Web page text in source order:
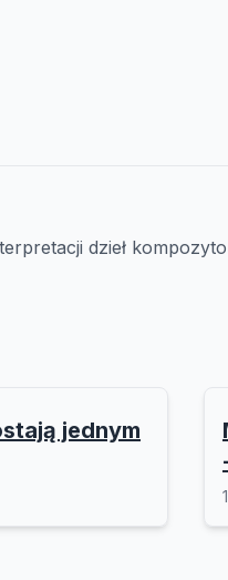
dzieł
jednym